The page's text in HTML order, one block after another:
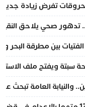
تفرض زيادة
تدهور صحي يلاحق النقيب
بين مطرقة البحر
سبتة ويفتح ملف